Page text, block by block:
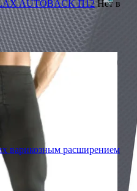
AUTOBACK П12 Нет в
варикозным расширением